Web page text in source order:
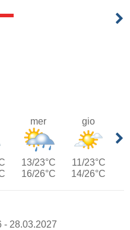
mer
13/23°C
16/26°C
gio
11/23°C
14/26°C
- 28.03.2027